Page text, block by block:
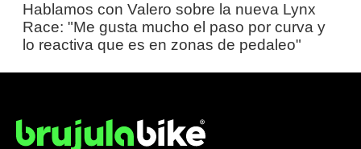
Hablamos con Valero sobre la nueva Lynx
Race: "Me gusta mucho el paso por curva y
lo reactiva que es en zonas de pedaleo"